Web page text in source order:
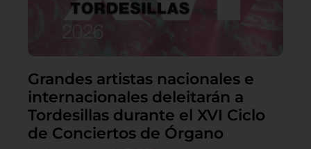
Grandes artistas nacionales e
internacionales deleitarán a
Tordesillas durante el XVI Ciclo
de Conciertos de Órgano